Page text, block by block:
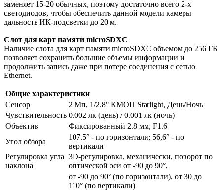
заменяет 15-20 обычных, поэтому достаточно всего 2-х
светодиодов, чтобы обеспечить данной модели камеры
дальность ИК-подсветки до 20 м.
Слот для карт памяти microSDXC
Наличие слота для карт памяти microSDXC объемом до 256 ГБ
позволяет сохранить большие объемы информации и
продолжить запись даже при потере соединения с сетью
Ethernet.
Общие характеристики
Сенсор
2 Мп, 1/2.8" КМОП Starlight, День/Ночь
Чувствительность 0.002 лк (день) / 0.001 лк (ночь)
Объектив
Фиксированный 2.8 мм, F1.6
Угол обзора
107.5° - по горизонтали; 56,6° - по
вертикали
Регулировка угла
наклона
3D-регулировка, механически, поворот по
оптической оси от -90 до 90°,
от -90 до 90° (по горизонтали), от 30 до
110° (по вертикали)